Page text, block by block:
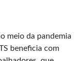
meio da pandemia
beneficia com